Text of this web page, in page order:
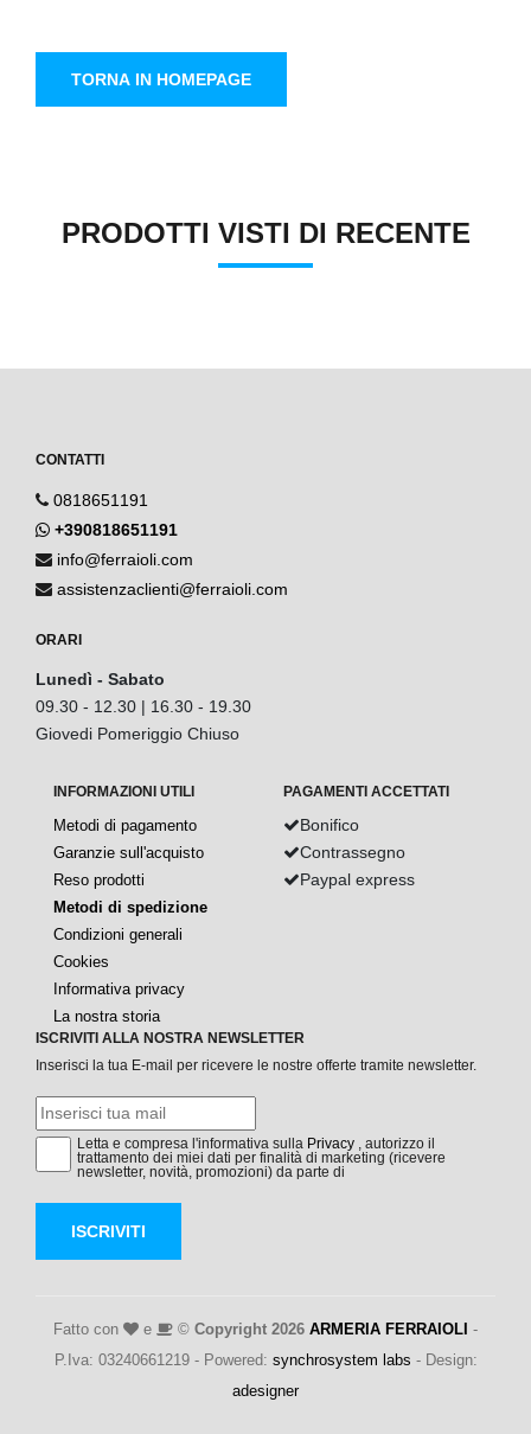
TORNA IN HOMEPAGE
PRODOTTI VISTI DI RECENTE
CONTATTI
0818651191
+390818651191
info@ferraioli.com
assistenzaclienti@ferraioli.com
ORARI
Lunedì - Sabato
09.30 - 12.30 | 16.30 - 19.30
Giovedi Pomeriggio Chiuso
INFORMAZIONI UTILI
Metodi di pagamento
Garanzie sull'acquisto
Reso prodotti
Metodi di spedizione
Condizioni generali
Cookies
Informativa privacy
La nostra storia
PAGAMENTI ACCETTATI
Bonifico
Contrassegno
Paypal express
ISCRIVITI ALLA NOSTRA NEWSLETTER
Inserisci la tua E-mail per ricevere le nostre offerte tramite newsletter.
Letta e compresa l'informativa sulla Privacy , autorizzo il
trattamento dei miei dati per finalità di marketing (ricevere
newsletter, novità, promozioni) da parte di
ISCRIVITI
Fatto con e © Copyright 2026 ARMERIA FERRAIOLI -
P.Iva: 03240661219 - Powered: synchrosystem labs - Design:
adesigner